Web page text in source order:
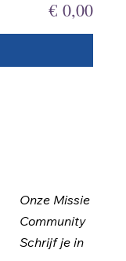
€ 0,00
Onze Missie
Community
Schrijf je in